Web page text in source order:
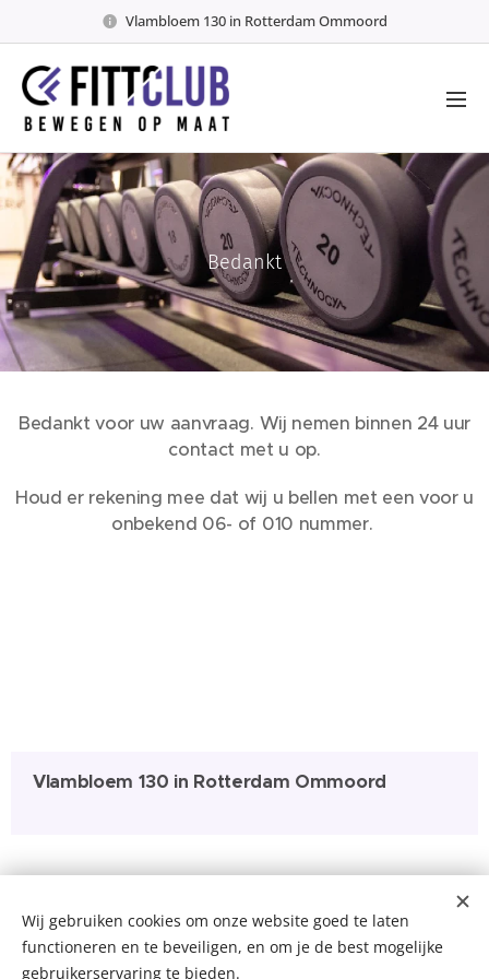
Vlambloem 130 in Rotterdam Ommoord
Bedankt
Bedankt voor uw aanvraag. Wij nemen binnen 24 uur
contact met u op.
Houd er rekening mee dat wij u bellen met een voor u
onbekend 06- of 010 nummer.
Vlambloem 130 in Rotterdam Ommoord
Wij gebruiken cookies om onze website goed te laten
functioneren en te beveiligen, en om je de best mogelijke
gebruikerservaring te bieden.